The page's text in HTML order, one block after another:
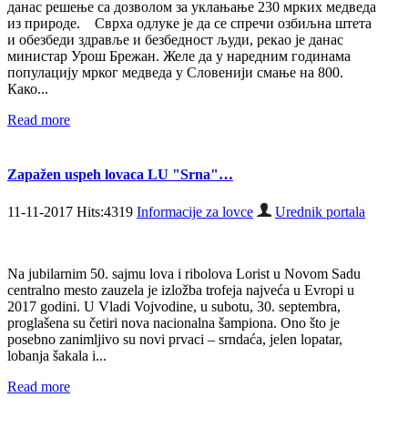
данас решење са дозволом за уклањање 230 мрких медведа
из природе. Сврха одлуке је да се спречи озбиљна штета
и обезбеди здравље и безбедност људи, рекао је данас
министар Урош Брежан. Желе да у наредним годинама
популацију мрког медведа у Словенији смање на 800.
Како...
Read more
Zapažen uspeh lovaca LU "Srna"…
11-11-2017 Hits:4319 Informacije za lovce Urednik portala
Na jubilarnim 50. sajmu lova i ribolova Lorist u Novom Sadu
centralno mesto zauzela je izložba trofeja najveća u Evropi u
2017 godini. U Vladi Vojvodine, u subotu, 30. septembra,
proglašena su četiri nova nacionalna šampiona. Ono što je
posebno zanimljivo su novi prvaci – srndaća, jelen lopatar,
lobanja šakala i...
Read more